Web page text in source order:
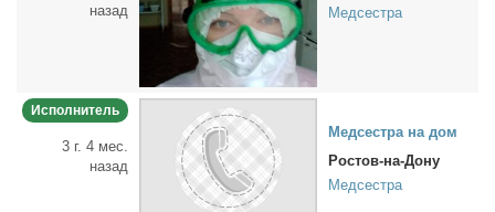
назад
Медсестра
Исполнитель
3 г. 4 мес.
назад
Мед­сест­ра на дом
Ростов-на-Дону
Медсестра